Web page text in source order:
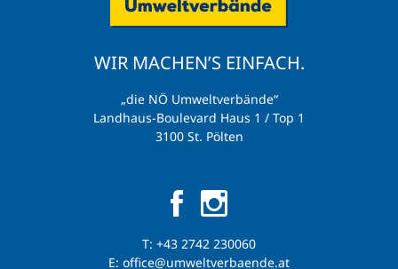
WIR MACHEN’S EINFACH.
„die NÖ Umweltverbände“
Landhaus-Boulevard Haus 1 / Top 1
3100 St. Pölten
T: +43 2742 230060
E: office@umweltverbaende.at